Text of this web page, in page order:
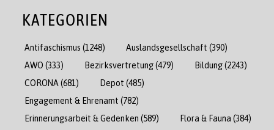
KATEGORIEN
Antifaschismus (1248) Auslandsgesellschaft (390)
AWO (333) Bezirksvertretung(479) Bildung(2243)
CORONA (681) Depot (485)
Engagement & Ehrenamt (782)
Erinnerungsarbeit & Gedenken (589) Flora & Fauna (384)